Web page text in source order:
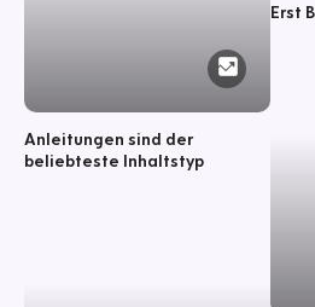
Anleitungen sind der
beliebteste Inhaltstyp
Erst